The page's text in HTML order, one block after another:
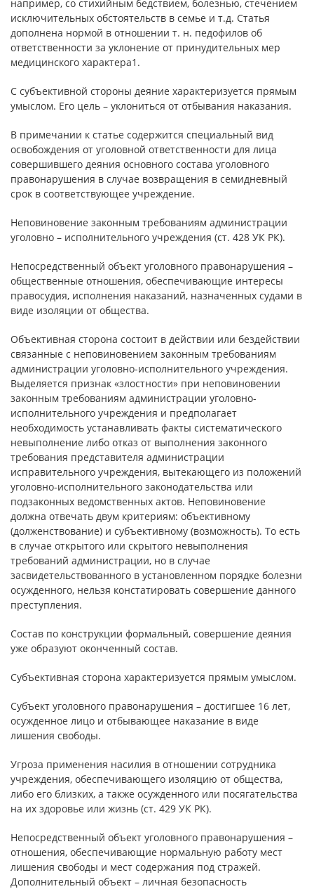
например, со стихийным бедствием, болезнью, стечением
исключительных обстоятельств в семье и т.д. Статья
дополнена нормой в отношении т. н. педофилов об
ответственности за уклонение от принудительных мер
медицинского характера1.
С субъективной стороны деяние характеризуется прямым
умыслом. Его цель – уклониться от отбывания наказания.
В примечании к статье содержится специальный вид
освобождения от уголовной ответственности для лица
совершившего деяния основного состава уголовного
правонарушения в случае возвращения в семидневный
срок в соответствующее учреждение.
Неповиновение законным требованиям администрации
уголовно – исполнительного учреждения (ст. 428 УК РК).
Непосредственный объект уголовного правонарушения –
общественные отношения, обеспечивающие интересы
правосудия, исполнения наказаний, назначенных судами в
виде изоляции от общества.
Объективная сторона состоит в действии или бездействии
связанные с неповиновением законным требованиям
администрации уголовно-исполнительного учреждения.
Выделяется признак «злостности» при неповиновении
законным требованиям администрации уголовно-
исполнительного учреждения и предполагает
необходимость устанавливать факты систематического
невыполнение либо отказ от выполнения законного
требования представителя администрации
исправительного учреждения, вытекающего из положений
уголовно-исполнительного законодательства или
подзаконных ведомственных актов. Неповиновение
должна отвечать двум критериям: объективному
(долженствование) и субъективному (возможность). То есть
в случае открытого или скрытого невыполнения
требований администрации, но в случае
засвидетельствованного в установленном порядке болезни
осужденного, нельзя констатировать совершение данного
преступления.
Состав по конструкции формальный, совершение деяния
уже образуют оконченный состав.
Субъективная сторона характеризуется прямым умыслом.
Субъект уголовного правонарушения – достигшее 16 лет,
осужденное лицо и отбывающее наказание в виде
лишения свободы.
Угроза применения насилия в отношении сотрудника
учреждения, обеспечивающего изоляцию от общества,
либо его близких, а также осужденного или посягательства
на их здоровье или жизнь (ст. 429 УК РК).
Непосредственный объект уголовного правонарушения –
отношения, обеспечивающие нормальную работу мест
лишения свободы и мест содержания под стражей.
Дополнительный объект – личная безопасность